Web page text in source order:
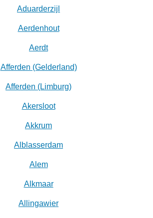
Aduarderzijl
Aerdenhout
Aerdt
Afferden (Gelderland)
Afferden (Limburg)
Akersloot
Akkrum
Alblasserdam
Alem
Alkmaar
Allingawier